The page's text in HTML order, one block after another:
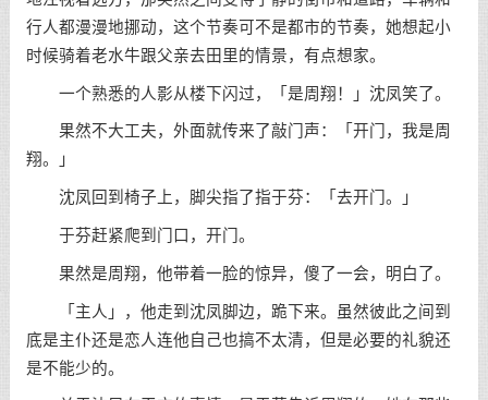
行人都漫漫地挪动，这个节奏可不是都市的节奏，她想起小
时候骑着老水牛跟父亲去田里的情景，有点想家。
一个熟悉的人影从楼下闪过，「是周翔！」沈凤笑了。
果然不大工夫，外面就传来了敲门声：「开门，我是周
翔。」
沈凤回到椅子上，脚尖指了指于芬：「去开门。」
于芬赶紧爬到门口，开门。
果然是周翔，他带着一脸的惊异，傻了一会，明白了。
「主人」，他走到沈凤脚边，跪下来。虽然彼此之间到
底是主仆还是恋人连他自己也搞不太清，但是必要的礼貌还
是不能少的。